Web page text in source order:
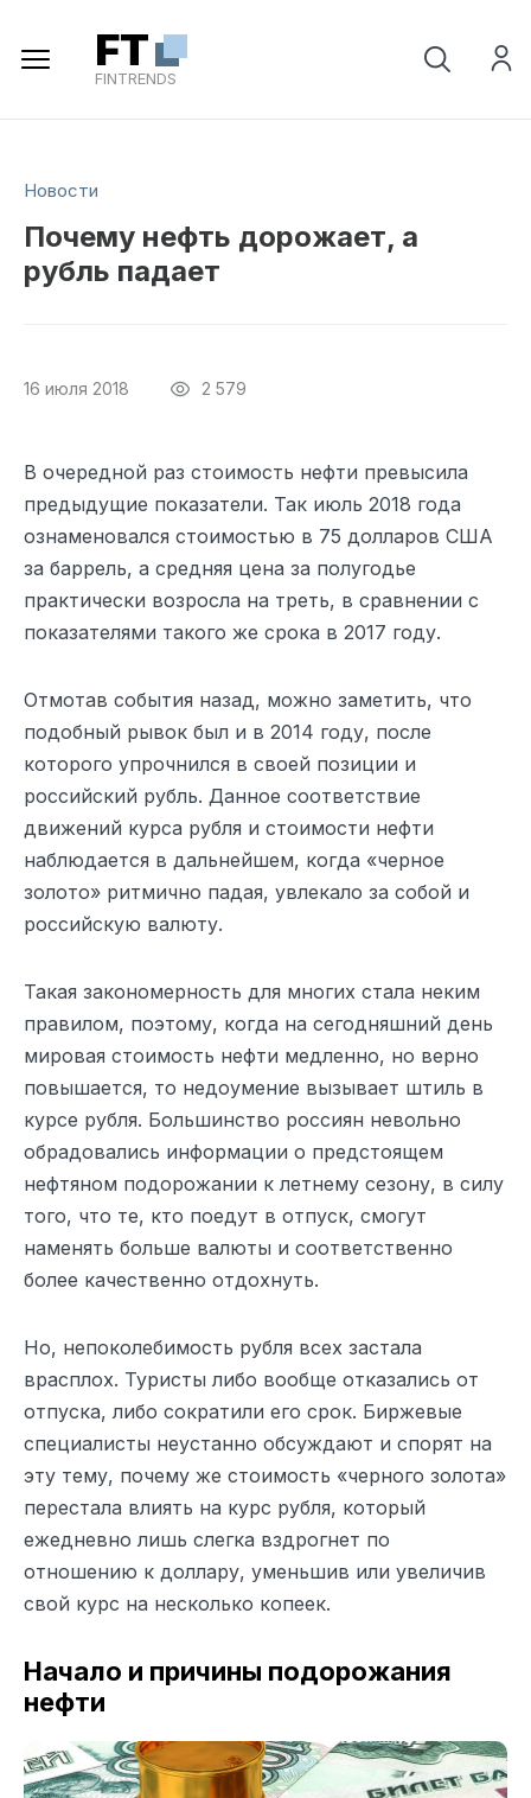
FT
FINTRENDS
Новости
Почему нефть дорожает, а
рубль падает
16 июля 2018 2 579
В очередной раз стоимость нефти превысила
предыдущие показатели. Так июль 2018 года
ознаменовался стоимостью в 75 долларов США
за баррель, а средняя цена за полугодье
практически возросла на треть, в сравнении с
показателями такого же срока в 2017 году.
Отмотав события назад, можно заметить, что
подобный рывок был и в 2014 году, после
которого упрочнился в своей позиции и
российский рубль. Данное соответствие
движений курса рубля и стоимости нефти
наблюдается в дальнейшем, когда «черное
золото» ритмично падая, увлекало за собой и
российскую валюту.
Такая закономерность для многих стала неким
правилом, поэтому, когда на сегодняшний день
мировая стоимость нефти медленно, но верно
повышается, то недоумение вызывает штиль в
курсе рубля. Большинство россиян невольно
обрадовались информации о предстоящем
нефтяном подорожании к летнему сезону, в силу
того, что те, кто поедут в отпуск, смогут
наменять больше валюты и соответственно
более качественно отдохнуть.
Но, непоколебимость рубля всех застала
врасплох. Туристы либо вообще отказались от
отпуска, либо сократили его срок. Биржевые
специалисты неустанно обсуждают и спорят на
эту тему, почему же стоимость «черного золота»
перестала влиять на курс рубля, который
ежедневно лишь слегка вздрогнет по
отношению к доллару, уменьшив или увеличив
свой курс на несколько копеек.
Начало и причины подорожания
нефти